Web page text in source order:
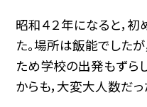
昭和４２年になると，
た。場所は飯能でした
ため学校の出発もずら
からも，大変大人数だっ